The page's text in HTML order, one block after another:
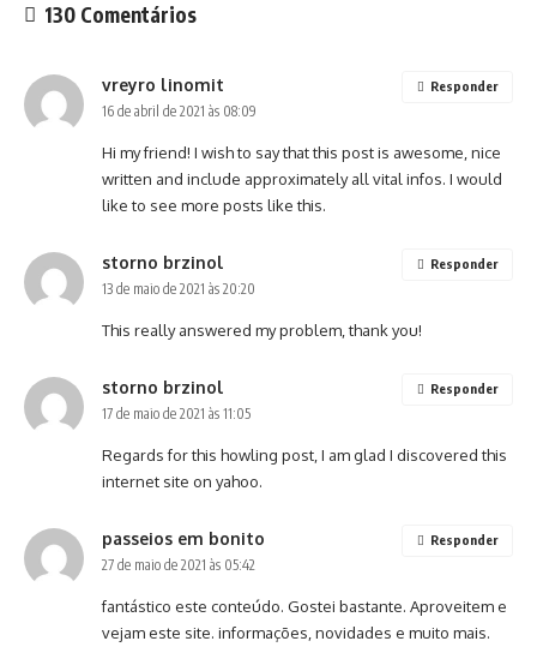
130 Comentários
vreyro linomit
16 de abril de 2021 às 08:09
Hi my friend! I wish to say that this post is awesome, nice
written and include approximately all vital infos. I would
like to see more posts like this.
Responder
storno brzinol
13 de maio de 2021 às 20:20
This really answered my problem, thank you!
Responder
storno brzinol
17 de maio de 2021 às 11:05
Regards for this howling post, I am glad I discovered this
internet site on yahoo.
Responder
passeios em bonito
27 de maio de 2021 às 05:42
fantástico este conteúdo. Gostei bastante. Aproveitem e
vejam este site. informações, novidades e muito mais.
Responder